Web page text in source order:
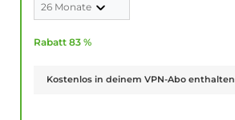
26 Monate
Rabatt 83 %
Kostenlos in deinem VPN-Abo enthalten